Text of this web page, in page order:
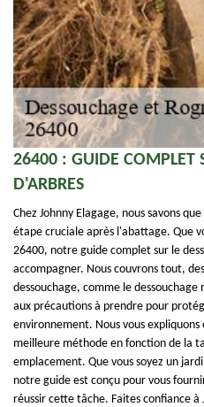
26400 : GUIDE COMPLET
D'ARBRES
Chez Johnny Elagage, nous savons
étape cruciale après l'abattage. Que
26400, notre guide complet sur le
accompagner. Nous couvrons tout,
dessouchage, comme le
aux précautions à prendre pour
environnement. Nous vous
meilleure méthode en fonction de la
emplacement. Que vous soyez un
notre guide est conçu pour vous
réussir cette tâche. Faites confiance à